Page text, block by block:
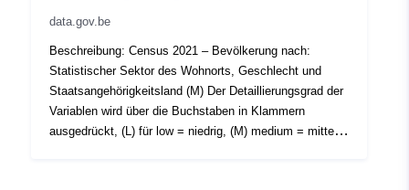
data.gov.be
Beschreibung: Census 2021 – Bevölkerung nach:
Statistischer Sektor des Wohnorts, Geschlecht und
Staatsangehörigkeitsland (M) Der Detaillierungsgrad der
Variablen wird über die Buchstaben in Klammern
ausgedrückt, (L) für low = niedrig, (M) medium = mittel